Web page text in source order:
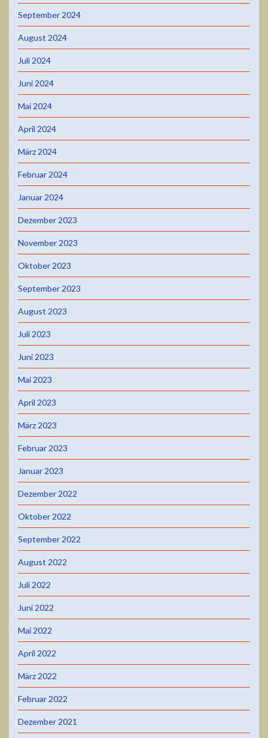
September 2024
August 2024
Juli 2024
Juni 2024
Mai 2024
April 2024
März 2024
Februar 2024
Januar 2024
Dezember 2023
November 2023
Oktober 2023
September 2023
August 2023
Juli 2023
Juni 2023
Mai 2023
April 2023
März 2023
Februar 2023
Januar 2023
Dezember 2022
Oktober 2022
September 2022
August 2022
Juli 2022
Juni 2022
Mai 2022
April 2022
März 2022
Februar 2022
Dezember 2021